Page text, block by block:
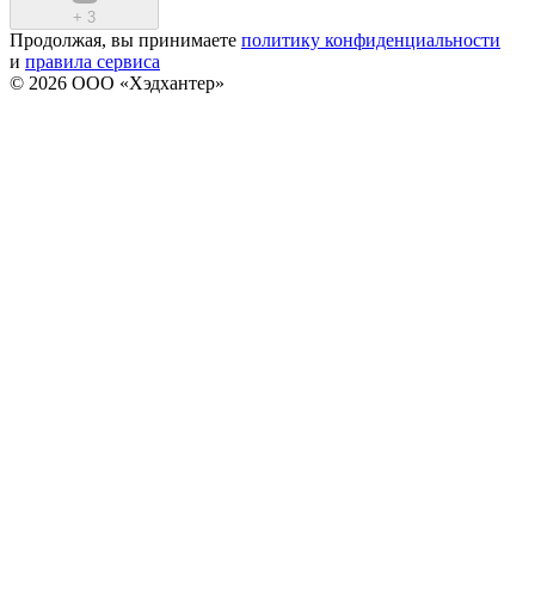
+ 3
Продолжая, вы принимаете политику конфиденциальности
и правила сервиса
© 2026 ООО «Хэдхантер»